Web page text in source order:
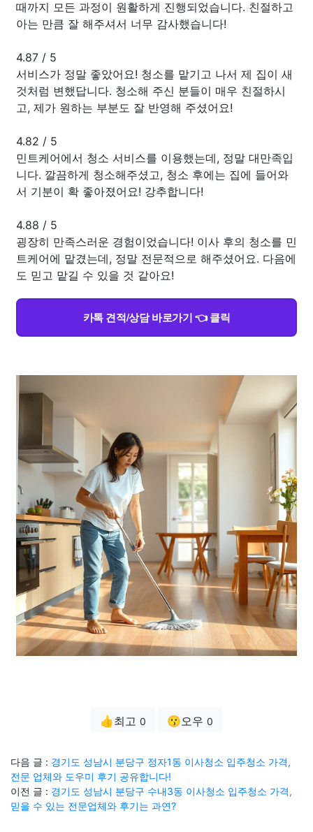
때까지 모든 과정이 원활하게 진행되었습니다. 친절하고
아는 만큼 잘 해주셔서 너무 감사했습니다!
4.87 / 5
서비스가 정말 좋았어요! 청소를 맡기고 나서 제 집이 새
것처럼 변했답니다. 청소해 주신 분들이 매우 친절하시
고, 제가 원하는 부분도 잘 반영해 주셨어요!
4.82 / 5
민트케어에서 청소 서비스를 이용했는데, 정말 대만족입
니다. 깔끔하게 청소해주셨고, 청소 후에는 집에 들어와
서 기분이 확 좋아졌어요! 강추합니다!
4.88 / 5
굉장히 만족스러운 경험이었습니다! 이사 후의 청소를 민
트케어에 맡겼는데, 정말 전문적으로 해주셨어요. 다음에
도 믿고 맡길 수 있을 것 같아요!
카톡 견적/상담 바로가기 👈 클릭
👍최고 0 😗오우 0
다음 글 : 경기도 성남시 분당구 정자1동 이사청소 입주청소 가격,
전문 업체와 도우미 후기 공유합니다!
이전 글 : 경기도 성남시 분당구 수내3동 이사청소 입주청소 가격,
믿을 수 있는 전문업체와 후기는 과연?